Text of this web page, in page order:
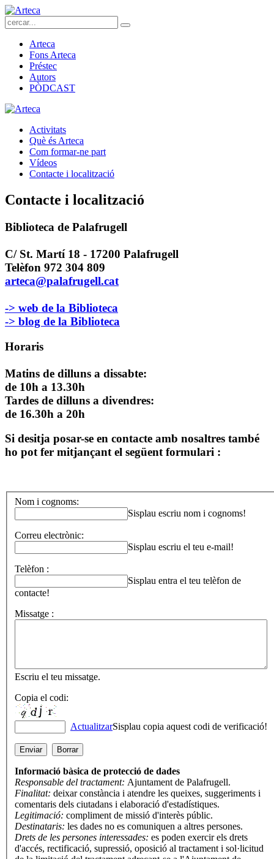
Arteca
Fons Arteca
Préstec
Autors
PÒDCAST
Activitats
Què és Arteca
Com formar-ne part
Vídeos
Contacte i localització
Contacte i localització
Biblioteca de Palafrugell
C/ St. Martí 18 - 17200 Palafrugell
Telèfon 972 304 809
arteca@palafrugell.cat
-> web de la Biblioteca
-> blog de la Biblioteca
Horaris
Matins de dilluns a dissabte:
de 10h a 13.30h
Tardes de dilluns a divendres:
de 16.30h a 20h
Si desitja posar-se en contacte amb nosaltres també
ho pot fer mitjançant el següent formulari :
Nom i cognoms:
Sisplau escriu nom i cognoms!
Correu electrònic:
Sisplau escriu el teu e-mail!
Telèfon :
Sisplau entra el teu telèfon de
contacte!
Missatge :
Escriu el teu missatge.
Copia el codi:
ActualitzarSisplau copia aquest codi de verificació!
Informació bàsica de protecció de dades
Responsable del tractament: Ajuntament de Palafrugell.
Finalitat: deixar constància i atendre les queixes, suggeriments i
comentaris dels ciutadans i elaboració d'estadístiques.
Legitimació: compliment de missió d'interès públic.
Destinataris: les dades no es comuniquen a altres persones.
Drets de les persones interessades: es poden exercir els drets
d'accés, rectificació, supressió, oposició al tractament i sol·licitud